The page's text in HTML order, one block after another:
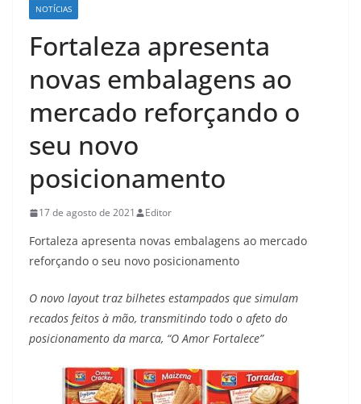
NOTÍCIAS
Fortaleza apresenta
novas embalagens ao
mercado reforçando o
seu novo
posicionamento
17 de agosto de 2021 Editor
Fortaleza apresenta novas embalagens ao mercado
reforçando o seu novo posicionamento
O novo layout traz bilhetes estampados que simulam
recados feitos à mão, transmitindo todo o afeto do
posicionamento da marca, “O Amor Fortalece”